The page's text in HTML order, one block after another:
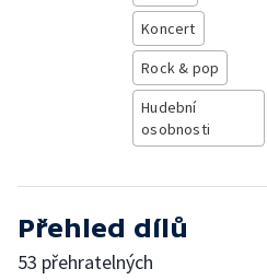
Koncert
Rock & pop
Hudební
osobnosti
Přehled dílů
53 přehratelných